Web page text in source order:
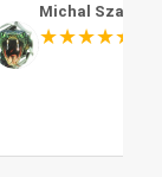
Michal Szabo
★★★★★